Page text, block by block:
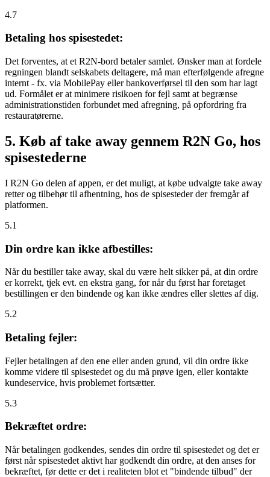
4.7
Betaling hos spisestedet:
Det forventes, at et R2N-bord betaler samlet. Ønsker man at fordele
regningen blandt selskabets deltagere, må man efterfølgende afregne
internt - fx. via MobilePay eller bankoverførsel til den som har lagt
ud. Formålet er at minimere risikoen for fejl samt at begrænse
administrationstiden forbundet med afregning, på opfordring fra
restauratørerne.
5. Køb af take away gennem R2N Go, hos
spisestederne
I R2N Go delen af appen, er det muligt, at købe udvalgte take away
retter og tilbehør til afhentning, hos de spisesteder der fremgår af
platformen.
5.1
Din ordre kan ikke afbestilles:
Når du bestiller take away, skal du være helt sikker på, at din ordre
er korrekt, tjek evt. en ekstra gang, for når du først har foretaget
bestillingen er den bindende og kan ikke ændres eller slettes af dig.
5.2
Betaling fejler:
Fejler betalingen af den ene eller anden grund, vil din ordre ikke
komme videre til spisestedet og du må prøve igen, eller kontakte
kundeservice, hvis problemet fortsætter.
5.3
Bekræftet ordre:
Når betalingen godkendes, sendes din ordre til spisestedet og det er
først når spisestedet aktivt har godkendt din ordre, at den anses for
bekræftet, før dette er det i realiteten blot et "bindende tilbud" der